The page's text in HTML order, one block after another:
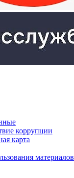
коррупции
карта
материалов